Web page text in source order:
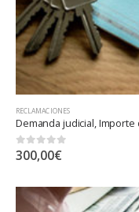
RECLAMACIONES
0out of 5
300,00€